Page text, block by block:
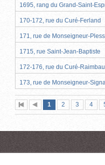
1695, rang du Grand-Saint-
170-172, rue du Curé-Ferland
171, rue de Monseigneur-
1715, rue Saint-Jean-Baptiste
172-176, rue du Curé-
173, rue de Monseigneur-
Première
page
Page
précédente
Page
1 (page
actuelle)
Page
2 Page
3 Page
4